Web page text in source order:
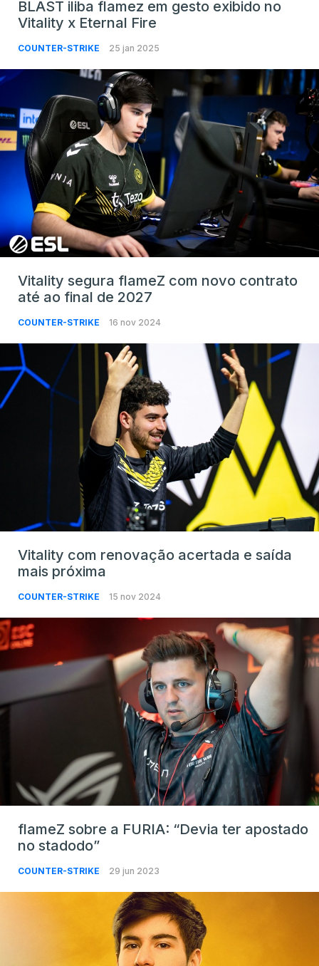
BLAST iliba flamez em gesto exibido no
Vitality x Eternal Fire
COUNTER-STRIKE 25 jan 2025
Vitality segura flameZ com novo contrato
até ao final de 2027
COUNTER-STRIKE 16 nov 2024
Vitality com renovação acertada e saída
mais próxima
COUNTER-STRIKE 15 nov 2024
flameZ sobre a FURIA: “Devia ter apostado
no stadodo”
COUNTER-STRIKE 29 jun 2023